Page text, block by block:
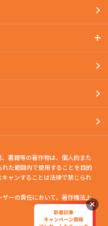
書籍等の著作物は、個人的また
た範囲内で使用することを目的
ャンすることは法律で禁じられ
ーの責任において、著作権法上